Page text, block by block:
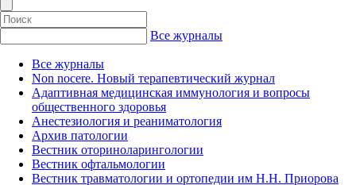
Все журналы
Все журналы
Non nocere. Новый терапевтический журнал
Адаптивная медицинская иммунология и вопросы
общественного здоровья
Анестезиология и реаниматология
Архив патологии
Вестник оториноларингологии
Вестник офтальмологии
Вестник травматологии и ортопедии им Н.Н. Приорова